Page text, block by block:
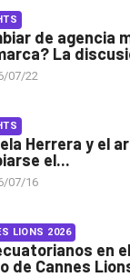
de agencia
La
07/22
Herrera y el
el...
07/16
LIONS 2026
en el
de Cannes